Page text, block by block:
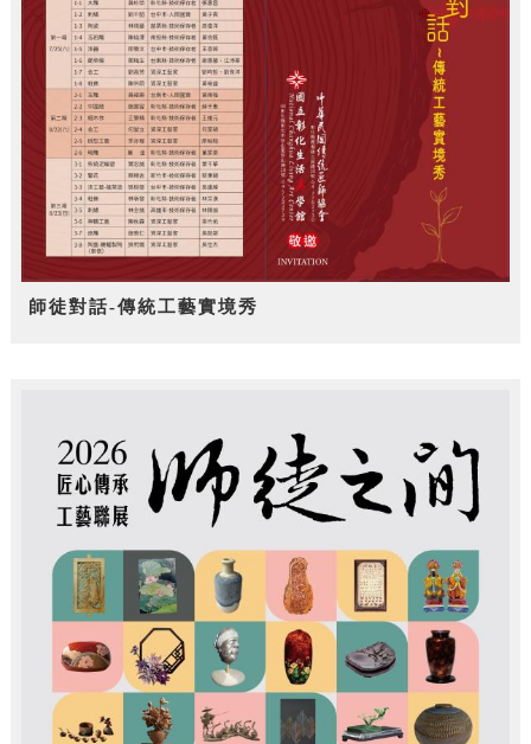
師徒對話-傳統工藝實境秀